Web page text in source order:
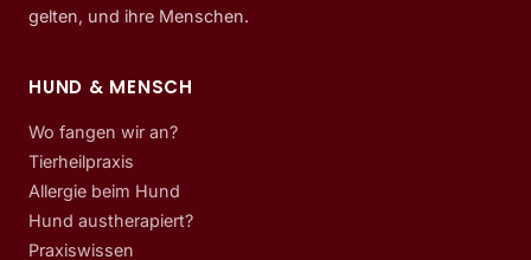
gelten, und ihre Menschen.
HUND & MENSCH
Wo fangen wir an?
Tierheilpraxis
Allergie beim Hund
Hund austherapiert?
Praxiswissen